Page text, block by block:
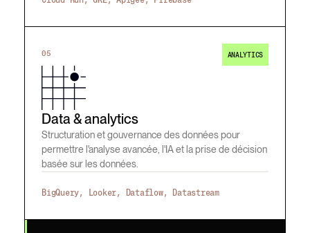
05 ANALYTICS
Data & analytics
Structuration et gouvernance des données pour
permettre l'analyse avancée, l'IA et la prise de décision
basée sur les données.
BigQuery, Looker, Dataflow, Datastream